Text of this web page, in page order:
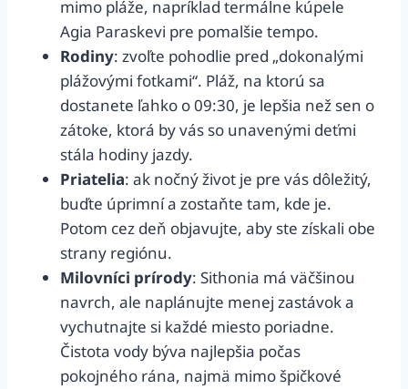
mimo pláže, napríklad termálne kúpele
Agia Paraskevi pre pomalšie tempo.
Rodiny: zvoľte pohodlie pred „dokonalými
plážovými fotkami“. Pláž, na ktorú sa
dostanete ľahko o 09:30, je lepšia než sen o
zátoke, ktorá by vás so unavenými deťmi
stála hodiny jazdy.
Priatelia: ak nočný život je pre vás dôležitý,
buďte úprimní a zostaňte tam, kde je.
Potom cez deň objavujte, aby ste získali obe
strany regiónu.
Milovníci prírody: Sithonia má väčšinou
navrch, ale naplánujte menej zastávok a
vychutnajte si každé miesto poriadne.
Čistota vody býva najlepšia počas
pokojného rána, najmä mimo špičkové